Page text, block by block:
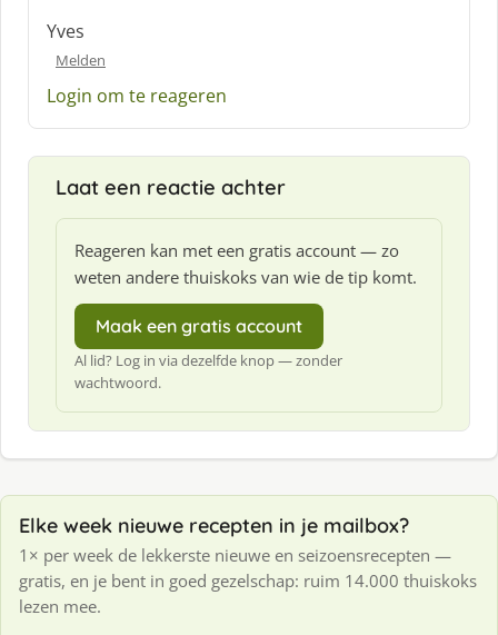
Yves
Melden
Login om te reageren
Laat een reactie achter
Reageren kan met een gratis account — zo
weten andere thuiskoks van wie de tip komt.
Maak een gratis account
Al lid? Log in via dezelfde knop — zonder
wachtwoord.
Elke week nieuwe recepten in je mailbox?
1× per week de lekkerste nieuwe en seizoensrecepten —
gratis, en je bent in goed gezelschap: ruim 14.000 thuiskoks
lezen mee.